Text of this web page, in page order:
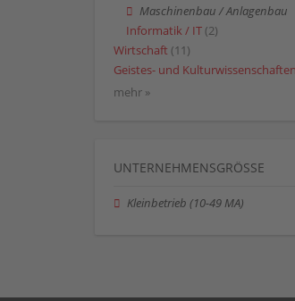
Maschinenbau / Anlagenbau
Informatik / IT (2)
Wirtschaft (11)
Geistes- und Kulturwissenschaften
mehr »
UNTERNEHMENSGRÖSSE
Kleinbetrieb (10-49 MA)